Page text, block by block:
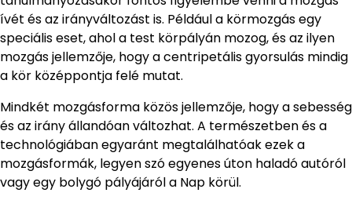
ívét és az irányváltozást is. Például a körmozgás egy
speciális eset, ahol a test körpályán mozog, és az ilyen
mozgás jellemzője, hogy a centripetális gyorsulás mindig
a kör középpontja felé mutat.
Mindkét mozgásforma közös jellemzője, hogy a sebesség
és az irány állandóan változhat. A természetben és a
technológiában egyaránt megtalálhatóak ezek a
mozgásformák, legyen szó egyenes úton haladó autóról
vagy egy bolygó pályájáról a Nap körül.